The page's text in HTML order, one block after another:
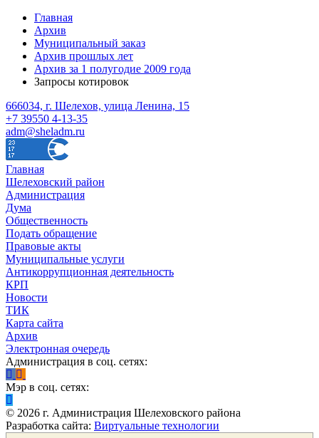
Главная
Архив
Муниципальный заказ
Архив прошлых лет
Архив за 1 полугодие 2009 года
Запросы котировок
666034, г. Шелехов, улица Ленина, 15
+7 39550 4-13-35
adm@sheladm.ru
Главная
Шелеховский район
Администрация
Дума
Общественность
Подать обращение
Правовые акты
Муниципальные услуги
Антикоррупционная деятельность
КРП
Новости
ТИК
Карта сайта
Архив
Электронная очередь
Администрация в соц. сетях:
Мэр в соц. сетях:
© 2026 г. Администрация Шелеховского района
Разработка сайта: Виртуальные технологии